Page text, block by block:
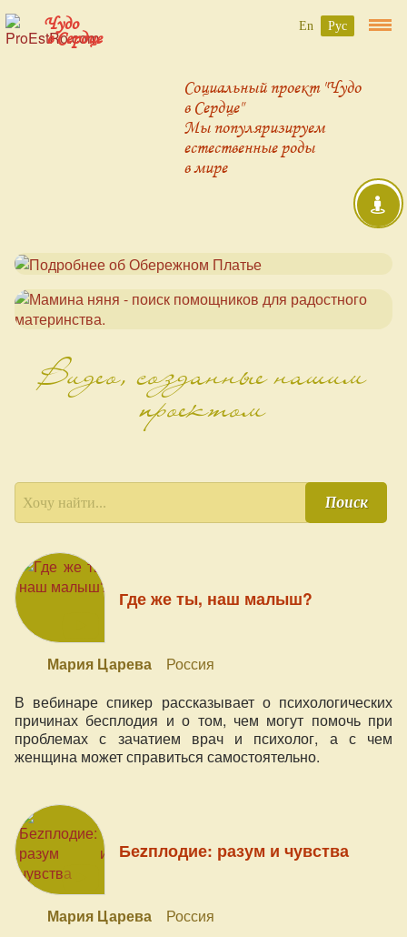
Чудо
в Сердце
Социальный проект "Чудо
в Сердце"
Мы популяризируем
естественные роды
в мире
Видео, созданные нашим
проектом
Поиск
Где же ты, наш малыш?
Мария Царева
Россия
В вебинаре спикер рассказывает о психологических
причинах бесплодия и о том, чем могут помочь при
проблемах с зачатием врач и психолог, а с чем
женщина может справиться самостоятельно.
Беzплодие: разум и чувства
Мария Царева
Россия
En Рус